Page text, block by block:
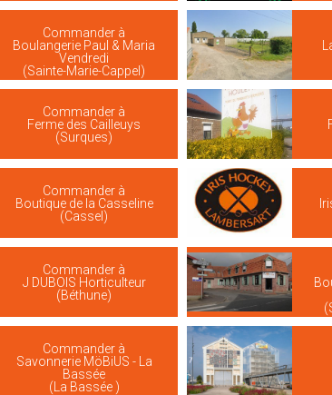
Commander à
Boulangerie Paul & Maria
Vendredi
(Sainte-Marie-Cappel)
Commander à
Ferme des Cailleuys
(Surques)
Commander à
Boutique de la Casseline
(Cassel)
Commander à
J DUBOIS Horticulteur
(Béthune)
Commander à
Savonnerie MöBiUS - La
Bassée
(La Bassée )